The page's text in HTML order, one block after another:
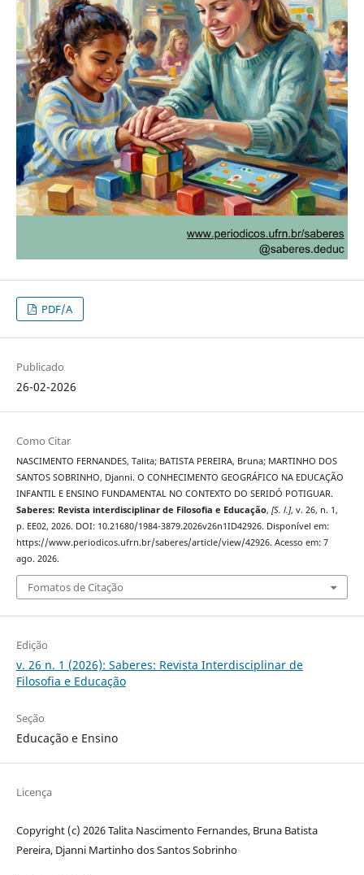
PDF/A
Publicado
26-02-2026
Como Citar
NASCIMENTO FERNANDES, Talita; BATISTA PEREIRA, Bruna; MARTINHO DOS
SANTOS SOBRINHO, Djanni. O CONHECIMENTO GEOGRÁFICO NA EDUCAÇÃO
INFANTIL E ENSINO FUNDAMENTAL NO CONTEXTO DO SERIDÓ POTIGUAR.
Saberes: Revista interdisciplinar de Filosofia e Educação, [S. l.], v. 26, n. 1,
p. EE02, 2026. DOI: 10.21680/1984-3879.2026v26n1ID42926. Disponível em:
https://www.periodicos.ufrn.br/saberes/article/view/42926. Acesso em: 7
ago. 2026.
Fomatos de Citação
Edição
v. 26 n. 1 (2026): Saberes: Revista Interdisciplinar de
Filosofia e Educação
Seção
Educação e Ensino
Licença
Copyright (c) 2026 Talita Nascimento Fernandes, Bruna Batista
Pereira, Djanni Martinho dos Santos Sobrinho